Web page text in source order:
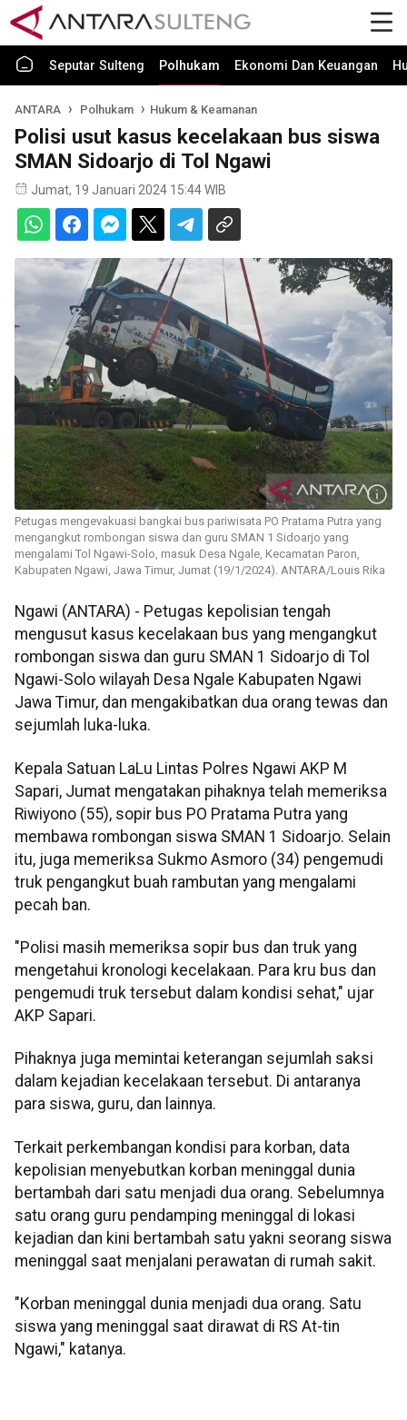
Seputar Sulteng Polhukam Ekonomi Dan Keuangan
ANTARA Polhukam Hukum & Keamanan
Polisi usut kasus kecelakaan bus siswa
SMAN Sidoarjo di Tol Ngawi
Jumat, 19 Januari 2024 15:44 WIB
Petugas mengevakuasi bangkai bus pariwisata PO Pratama Putra yang
mengangkut rombongan siswa dan guru SMAN 1 Sidoarjo yang
mengalami Tol Ngawi-Solo, masuk Desa Ngale, Kecamatan Paron,
Kabupaten Ngawi, Jawa Timur, Jumat (19/1/2024). ANTARA/Louis Rika
Ngawi (ANTARA) - Petugas kepolisian tengah
mengusut kasus kecelakaan bus yang mengangkut
rombongan siswa dan guru SMAN 1 Sidoarjo di Tol
Ngawi-Solo wilayah Desa Ngale Kabupaten Ngawi
Jawa Timur, dan mengakibatkan dua orang tewas dan
sejumlah luka-luka.
Kepala Satuan LaLu Lintas Polres Ngawi AKP M
Sapari, Jumat mengatakan pihaknya telah memeriksa
Riwiyono (55), sopir bus PO Pratama Putra yang
membawa rombongan siswa SMAN 1 Sidoarjo. Selain
itu, juga memeriksa Sukmo Asmoro (34) pengemudi
truk pengangkut buah rambutan yang mengalami
pecah ban.
"Polisi masih memeriksa sopir bus dan truk yang
mengetahui kronologi kecelakaan. Para kru bus dan
pengemudi truk tersebut dalam kondisi sehat," ujar
AKP Sapari.
Pihaknya juga memintai keterangan sejumlah saksi
dalam kejadian kecelakaan tersebut. Di antaranya
para siswa, guru, dan lainnya.
Terkait perkembangan kondisi para korban, data
kepolisian menyebutkan korban meninggal dunia
bertambah dari satu menjadi dua orang. Sebelumnya
satu orang guru pendamping meninggal di lokasi
kejadian dan kini bertambah satu yakni seorang siswa
meninggal saat menjalani perawatan di rumah sakit.
"Korban meninggal dunia menjadi dua orang. Satu
siswa yang meninggal saat dirawat di RS At-tin
Ngawi," katanya.